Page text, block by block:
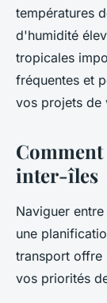
températures
d'humidité
tropicales
fréquentes et
vos projets de
inter-îles
Naviguer entre
une
transport offre
vos priorités